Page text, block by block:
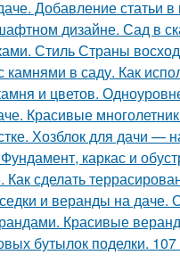
Добавление статьи
дизайне. Сад в
Стиль Страны
в саду. Как
и цветов.
Красивые
Хозблок для дачи —
каркас и
Как сделать
и веранды на даче.
Красивые
бутылок поделки.